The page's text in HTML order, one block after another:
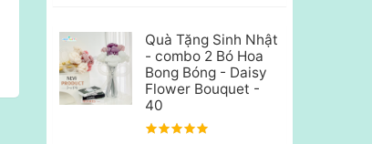
Quà Tặng Sinh Nhật
- combo 2 Bó Hoa
Bong Bóng - Daisy
Flower Bouquet -
40